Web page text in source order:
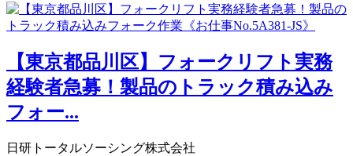
【東京都品川区】フォークリフト実務
経験者急募！製品のトラック積み込み
フォー...
日研トータルソーシング株式会社